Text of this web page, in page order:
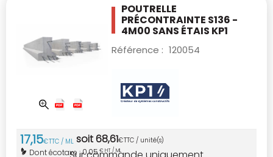
POUTRELLE
PRÉCONTRAINTE S136 -
4M00 SANS ÉTAIS KP1
Référence : 120054
17,15€TTC / ML soit68,61€TTC / unité(s)
Dont écotaxe :0,05€ HT / ML